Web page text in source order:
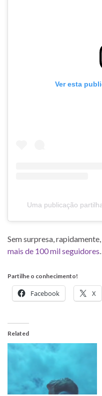
Ver esta
Uma publicação
Sem surpresa, rapidamente,
mais de 100 mil seguidores
Partilhe o conhecimento!
Facebook X
Related